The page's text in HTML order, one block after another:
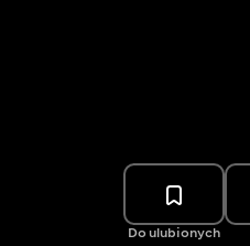
Do ulubionych